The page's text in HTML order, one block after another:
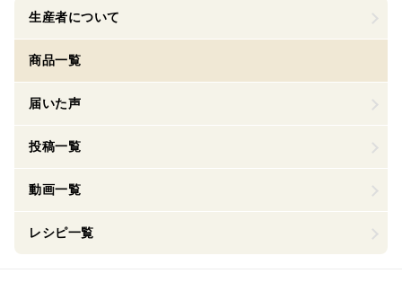
生産者について
商品一覧
届いた声
投稿一覧
動画一覧
レシピ一覧